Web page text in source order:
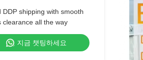
DDP shipping with smooth
clearance all the way
지금 챗팅하세요